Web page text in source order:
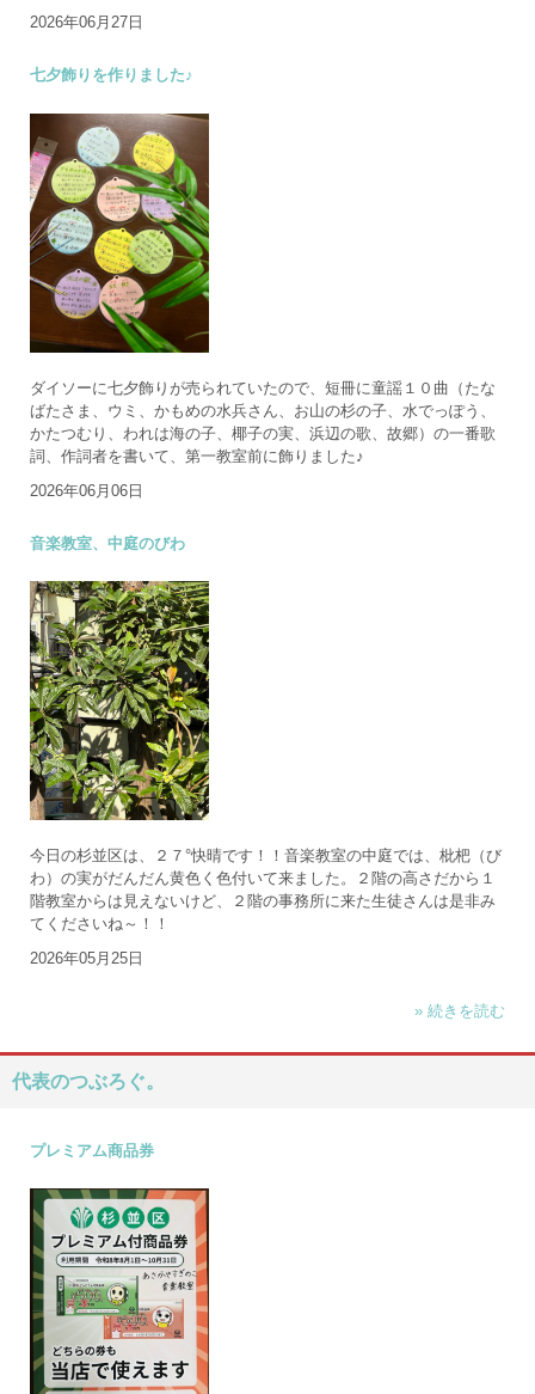
2026年06月27日
七夕飾りを作りました♪
ダイソーに七夕飾りが売られていたので、短冊に童謡１０曲（たな
ばたさま、ウミ、かもめの水兵さん、お山の杉の子、水でっぽう、
かたつむり、われは海の子、椰子の実、浜辺の歌、故郷）の一番歌
詞、作詞者を書いて、第一教室前に飾りました♪
2026年06月06日
音楽教室、中庭のびわ
今日の杉並区は、２７°快晴です！！音楽教室の中庭では、枇杷（び
わ）の実がだんだん黄色く色付いて来ました。２階の高さだから１
階教室からは見えないけど、２階の事務所に来た生徒さんは是非み
てくださいね～！！
2026年05月25日
» 続きを読む
代表のつぶろぐ。
プレミアム商品券